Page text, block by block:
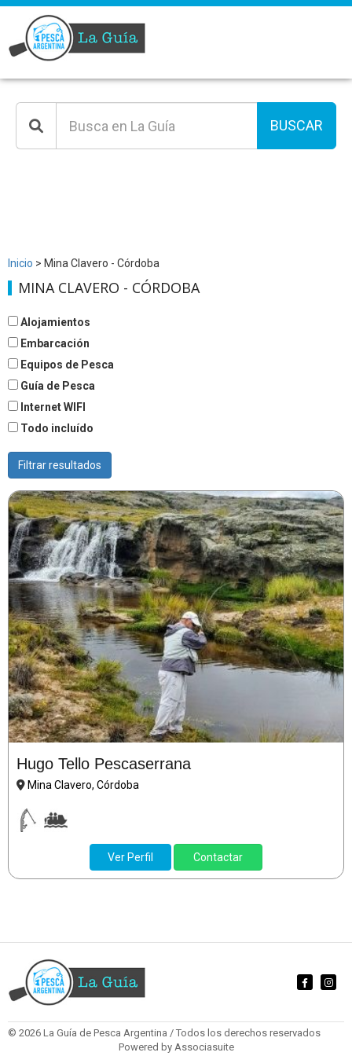
BUSCAR
Inicio > Mina Clavero - Córdoba
MINA CLAVERO - CÓRDOBA
Alojamientos
Embarcación
Equipos de Pesca
Guía de Pesca
Internet WIFI
Todo incluído
Filtrar resultados
Hugo Tello Pescaserrana
Mina Clavero, Córdoba
Ver Perfil Contactar
© 2026 La Guía de Pesca Argentina / Todos los derechos reservados
Powered by Associasuite